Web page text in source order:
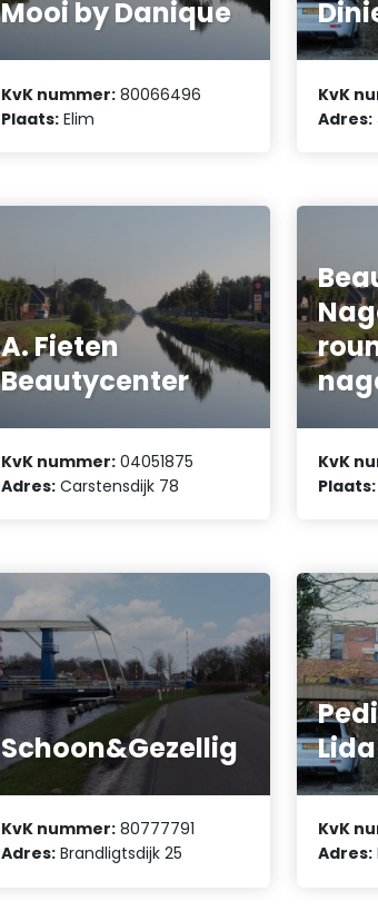
Mooi by Danique
KvK nummer: 80066496
Plaats: Elim
KvK
Adres:
A. Fieten
Beautycenter
KvK nummer: 04051875
Adres: Carstensdijk 78
KvK
Plaats:
Schoon&Gezellig
KvK nummer: 80777791
Adres: Brandligtsdijk 25
Lida
KvK
Adres: